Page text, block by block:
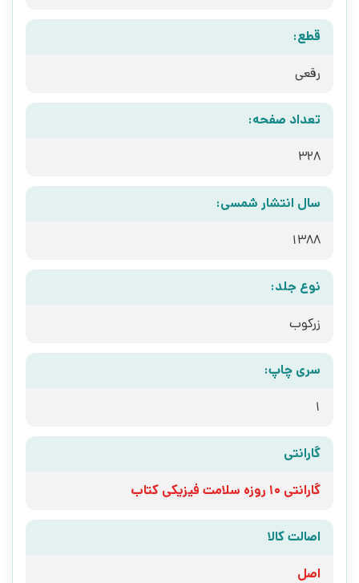
قطع:
رقعی
تعداد صفحه:
328
سال انتشار شمسی:
1388
نوع جلد:
زرکوب
سری چاپ:
1
گارانتی
گارانتی 10 روزه سلامت فیزیکی کتاب
اصالت کالا
اصل